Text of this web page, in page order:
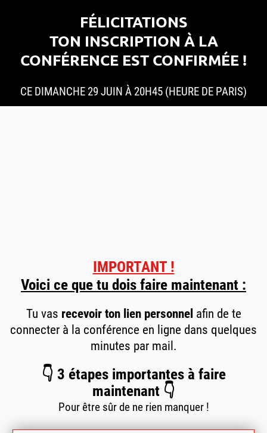
FÉLICITATIONS
TON INSCRIPTION À LA
CONFÉRENCE EST CONFIRMÉE !
CE DIMANCHE 29 JUIN À 20H45 (HEURE DE PARIS)
IMPORTANT !
Voici ce que tu dois faire maintenant :
Tu vas recevoir ton lien personnel afin de te
connecter à la conférence en ligne dans quelques
minutes par mail.
👇 3 étapes importantes à faire
maintenant 👇
Pour être sûr de ne rien manquer !